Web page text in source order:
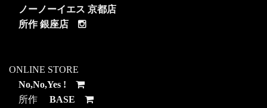
ノーノーイエス 京都店
所作 銀座店
ONLINE STORE
No,No,Yes !
所作 BASE